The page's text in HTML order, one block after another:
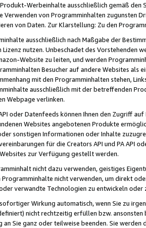
Werbeinhalte ausschließlich gemäß
Verwenden von Programminhalten zugunsten
von Daten. Zur Klarstellung: Zu den
ausschließlich nach Maßgabe der
nutzen. Unbeschadet des Vorstehenden
Website zu leiten, und werden
Besucher auf andere Websites als
mit den Programminhalten stehen,
ausschließlich mit der betreffenden
Webpage verlinken.
oder Datenfeeds können Ihnen den Zugriff
Websites angebotenen Produkte
sonstigen Informationen oder Inhalte
für die Creators API und PA API
zur Verfügung gestellt werden.
nicht dazu verwenden, geistiges
nicht verwenden, um direkt
verwandte Technologien zu entwickeln
Wirkung automatisch, wenn Sie zu
nicht rechtzeitig erfüllen bzw. ansonsten
Sie ganz oder teilweise beenden. Sie werden